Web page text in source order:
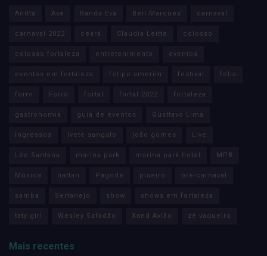
Anitta Axé Banda Eva Bell Marques carnaval
carnaval 2022 ceará Claudia Leitte colosso
colosso fortaleza entretenimento eventos
eventos em fortaleza felipe amorim festival folia
forro Forró fortal fortal 2022 fortaleza
gastronomia guia de eventos Gusttavo Lima
ingressos ivete sangalo joão gomes Live
Léo Santana marina park marina park hotel MPB
Música nattan Pagode piseiro pré-carnaval
samba Sertanejo show shows em fortaleza
taty girl Wesley Safadão Xand Avião zé vaqueiro
Mais recentes